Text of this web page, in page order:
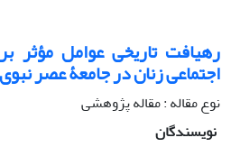
رهیافت تاریخی عوامل
اجتماعی زنان در جامعۀ عصر نبوی
نوع مقاله : مقاله پژوهشی
نویسندگان